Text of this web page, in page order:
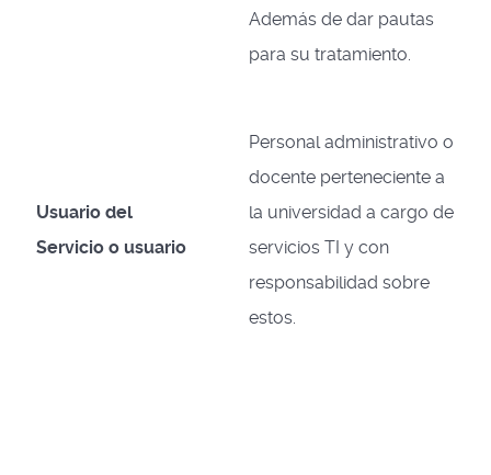
Además de dar pautas
para su tratamiento.
Usuario del
Servicio o usuario
Personal administrativo o
docente perteneciente a
la universidad a cargo de
servicios TI y con
responsabilidad sobre
estos.